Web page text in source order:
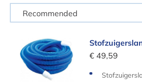
Stofzuigerslang 15 meter
€ 49,59